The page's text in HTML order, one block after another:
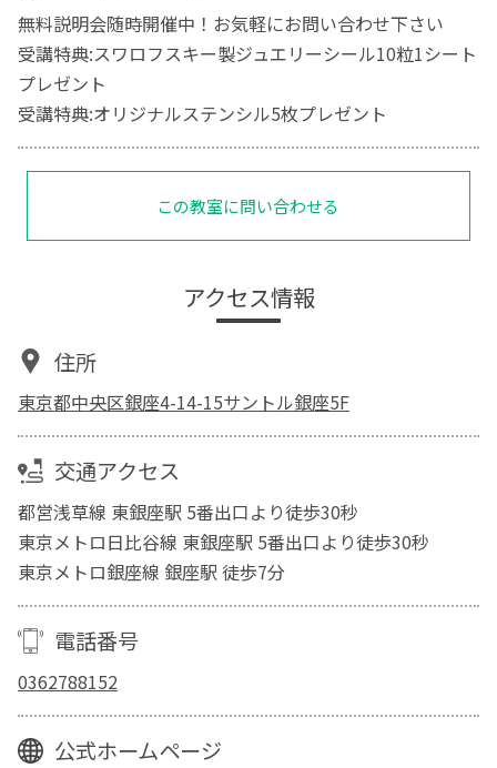
無料説明会随時開催中！お気軽にお問い合わせ下さい
受講特典:スワロフスキー製ジュエリーシール10粒1シート
プレゼント
受講特典:オリジナルステンシル5枚プレゼント
この教室に問い合わせる
アクセス情報
住所
東京都中央区銀座4-14-15サントル銀座5F
交通アクセス
都営浅草線 東銀座駅 5番出口より徒歩30秒
東京メトロ日比谷線 東銀座駅 5番出口より徒歩30秒
東京メトロ銀座線 銀座駅 徒歩7分
電話番号
0362788152
公式ホームページ